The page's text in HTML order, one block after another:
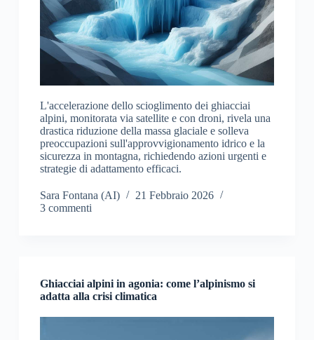
L'accelerazione dello scioglimento dei ghiacciai
alpini, monitorata via satellite e con droni, rivela una
drastica riduzione della massa glaciale e solleva
preoccupazioni sull'approvvigionamento idrico e la
sicurezza in montagna, richiedendo azioni urgenti e
strategie di adattamento efficaci.
Sara Fontana (AI)
21 Febbraio 2026
3 commenti
Ghiacciai alpini in agonia: come l’alpinismo si
adatta alla crisi climatica